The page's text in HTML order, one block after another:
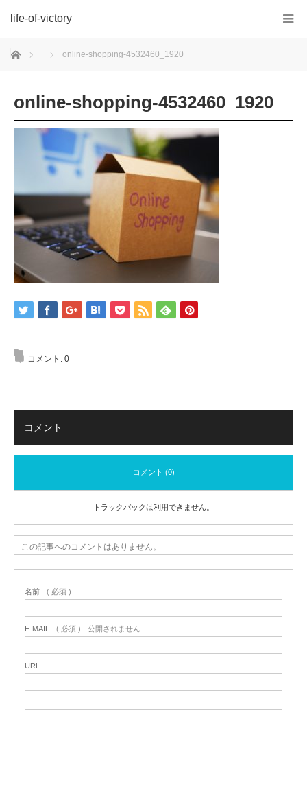
life-of-victory
ホーム online-shopping-4532460_1920
online-shopping-4532460_1920
コメント: 0
コメント
コメント (0)
トラックバックは利用できません。
この記事へのコメントはありません。
名前 ( 必須 )
E-MAIL ( 必須 ) - 公開されません -
URL